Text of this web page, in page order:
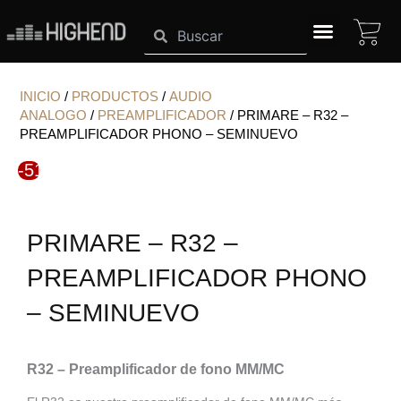
contenido
INICIO / PRODUCTOS / AUDIO
ANALOGO / PREAMPLIFICADOR / PRIMARE – R32 –
PREAMPLIFICADOR PHONO – SEMINUEVO
-51%
PRIMARE – R32 –
PREAMPLIFICADOR PHONO
– SEMINUEVO
R32 – Preamplificador de fono MM/MC